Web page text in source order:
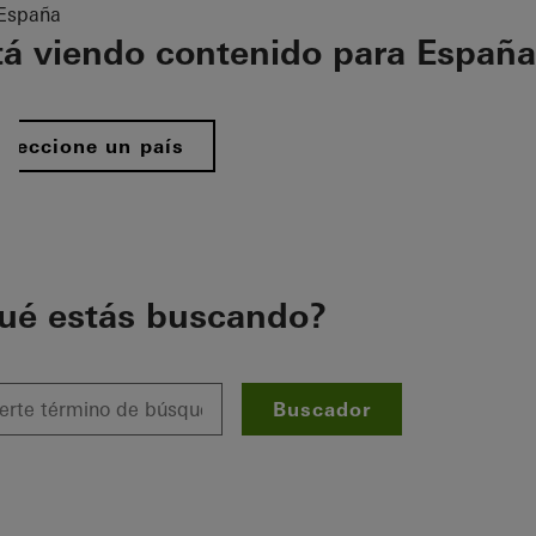
viendo contenido para España
un país
estás buscando?
Buscador